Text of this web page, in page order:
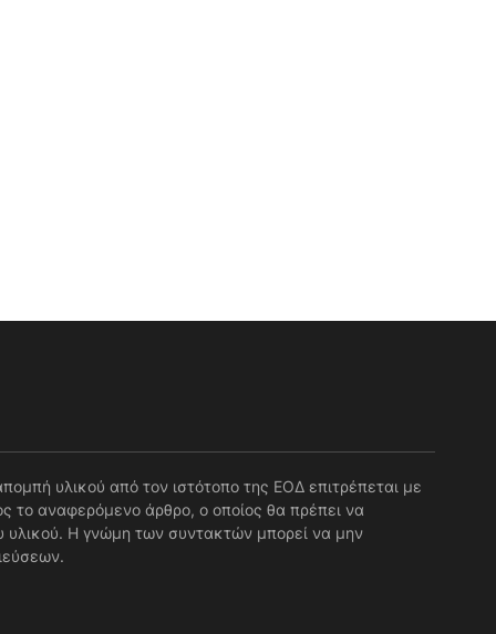
υλικού από τον ιστότοπο της ΕΟΔ επιτρέπεται με
το αναφερόμενο άρθρο, ο οποίος θα πρέπει να
υλικού. Η γνώμη των συντακτών μπορεί να μην